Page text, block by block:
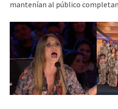
mantenían al público